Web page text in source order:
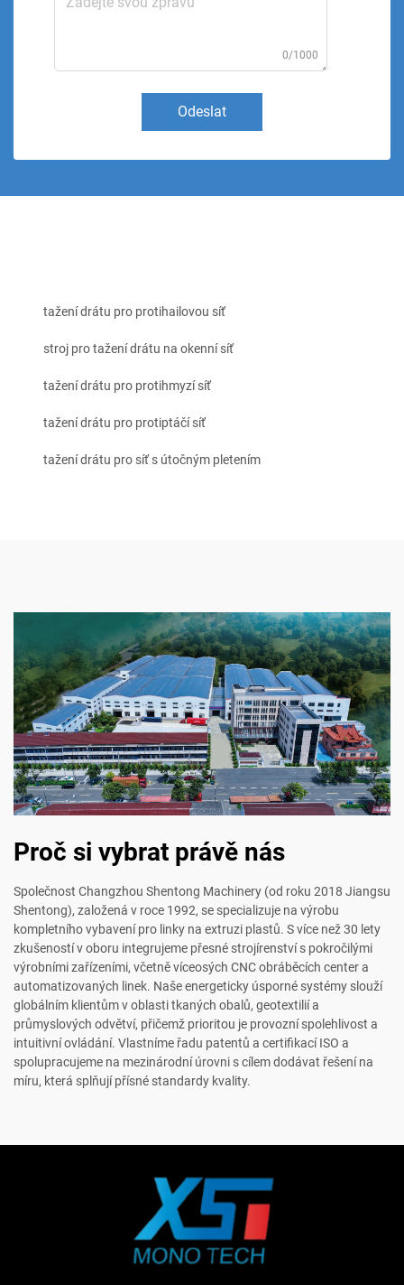
0/1000
Odeslat
tažení drátu pro protihailovou síť
stroj pro tažení drátu na okenní síť
tažení drátu pro protihmyzí síť
tažení drátu pro protiptáčí síť
tažení drátu pro síť s útočným pletením
Proč si vybrat právě nás
Společnost Changzhou Shentong Machinery (od roku 2018 Jiangsu
Shentong), založená v roce 1992, se specializuje na výrobu
kompletního vybavení pro linky na extruzi plastů. S více než 30 lety
zkušeností v oboru integrujeme přesné strojírenství s pokročilými
výrobními zařízeními, včetně víceosých CNC obráběcích center a
automatizovaných linek. Naše energeticky úsporné systémy slouží
globálním klientům v oblasti tkaných obalů, geotextilií a
průmyslových odvětví, přičemž prioritou je provozní spolehlivost a
intuitivní ovládání. Vlastníme řadu patentů a certifikací ISO a
spolupracujeme na mezinárodní úrovni s cílem dodávat řešení na
míru, která splňují přísné standardy kvality.